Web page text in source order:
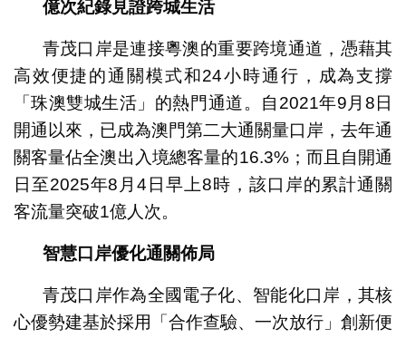
億次紀錄見證跨城生活
青茂口岸是連接粵澳的重要跨境通道，憑藉其
高效便捷的通關模式和24小時通行，成為支撐
「珠澳雙城生活」的熱門通道。自2021年9月8日
開通以來，已成為澳門第二大通關量口岸，去年通
關客量佔全澳出入境總客量的16.3%；而且自開通
日至2025年8月4日早上8時，該口岸的累計通關
客流量突破1億人次。
智慧口岸優化通關佈局
青茂口岸作為全國電子化、智能化口岸，其核
心優勢建基於採用「合作查驗、一次放行」創新便